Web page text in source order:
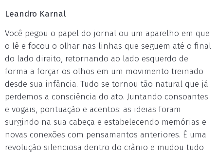
Leandro Karnal
Você pegou o papel do jornal ou um aparelho em que
o lê e focou o olhar nas linhas que seguem até o final
do lado direito, retornando ao lado esquerdo de
forma a forçar os olhos em um movimento treinado
desde sua infância. Tudo se tornou tão natural que já
perdemos a consciência do ato. Juntando consoantes
e vogais, pontuação e acentos: as ideias foram
surgindo na sua cabeça e estabelecendo memórias e
novas conexões com pensamentos anteriores. É uma
revolução silenciosa dentro do crânio e mudou tudo